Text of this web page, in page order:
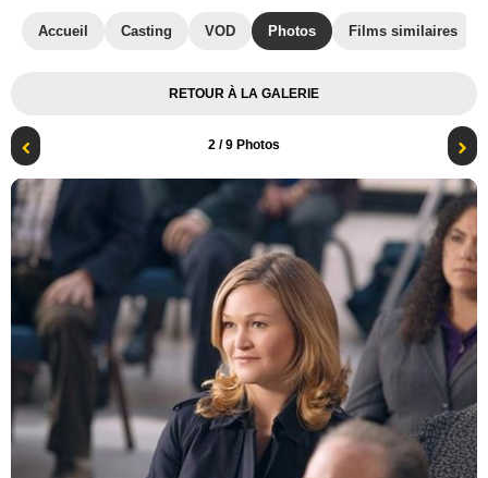
Accueil Casting VOD Photos Films similaires
RETOUR À LA GALERIE
2 / 9 Photos